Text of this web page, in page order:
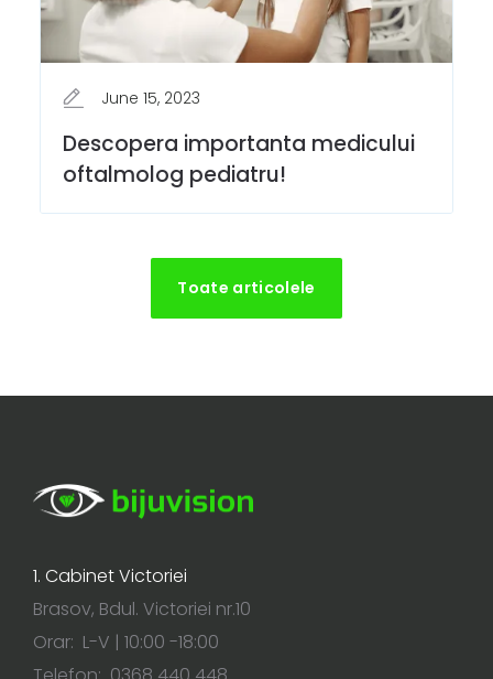
June 15, 2023
Descopera importanta medicului
oftalmolog pediatru!
Toate articolele
1. Cabinet Victoriei
Brasov, Bdul. Victoriei nr.10
Orar: L-V | 10:00 -18:00